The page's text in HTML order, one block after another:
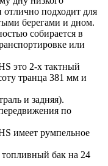
отлично подходит для
берегами и дном.
собирается в
или
это 2-x тактный
транца 381 мм и
и задняя).
по
имеет румпельное
бак на 24